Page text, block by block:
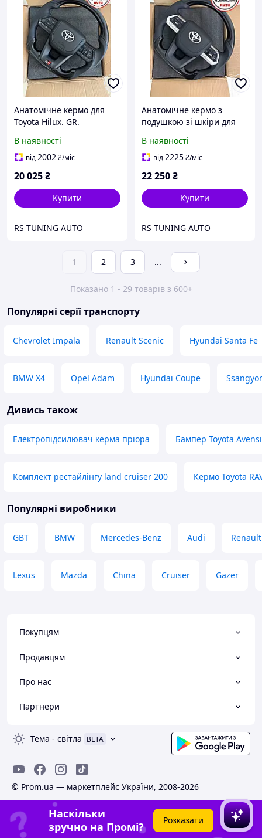
Анатомічне кермо для
Toyota Hilux. GR.
В наявності
від2002₴/міс
20 025₴
Купити
RS TUNING AUTO
Анатомічне кермо з
подушкою зі шкіри для
Рояльний лак. В сборі.
В наявності
від2225₴/міс
22 250₴
Купити
RS TUNING AUTO
1 2 3 ...
Показано 1 - 29 товарів з 600+
Популярні серії транспорту
Chevrolet Impala Renault Scenic Hyundai Santa Fe
BMW X4 Opel Adam Hyundai Coupe
Дивись також
Електропідсилювач керма пріора Бампер Toyota
Комплект рестайлінгу land cruiser 200 Кермо Toyota
Популярні виробники
GBT BMW Mercedes-Benz Audi Renault
Lexus Mazda China Cruiser Gazer
Покупцям
Продавцям
Про нас
Партнери
Тема - світла BETA
© Prom.ua — маркетплейс України, 2008-2026
Наскільки
зручно на Промі?
Розказати